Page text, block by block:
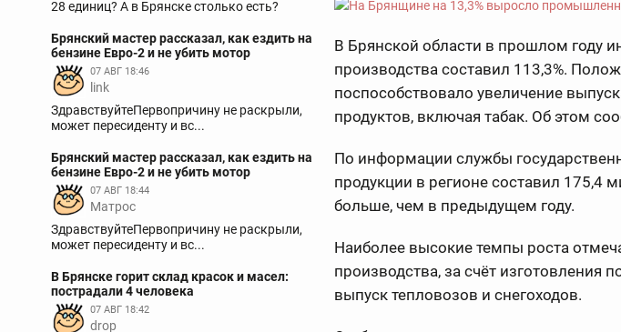
28 единиц? А в Брянске столько есть?
Брянский мастер рассказал, как ездить на
бензине Евро-2 и не убить мотор
07 АВГ 18:46
link
ЗдравствуйтеПервопричину не раскрыли,
может пересиденту и вс...
Брянский мастер рассказал, как ездить на
бензине Евро-2 и не убить мотор
07 АВГ 18:44
Матрос
ЗдравствуйтеПервопричину не раскрыли,
может пересиденту и вс...
В Брянске горит склад красок и масел:
пострадали 4 человека
07 АВГ 18:42
drop
В Брянской области в прошлом году
производства составил 113,3%.
поспособствовало увеличение
продуктов, включая табак. Об этом
По информации службы
продукции в регионе составил 175,4
больше, чем в предыдущем году.
Наиболее высокие темпы роста
производства, за счёт изготовления
выпуск тепловозов и снегоходов.